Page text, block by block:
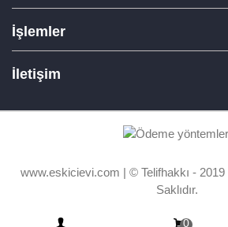
İşlemler
İletişim
www.eskicievi.com | © Telifhakkı - 2019
Saklıdır.
0